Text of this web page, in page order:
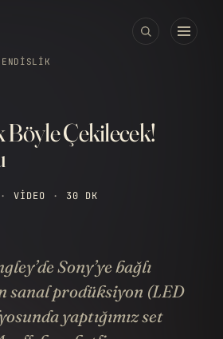
Böyle Çekilecek!
· VIDEO ·
30 DK
Sony’ye bağlı
sanal prodüksiyon (LED
yaptığımız set